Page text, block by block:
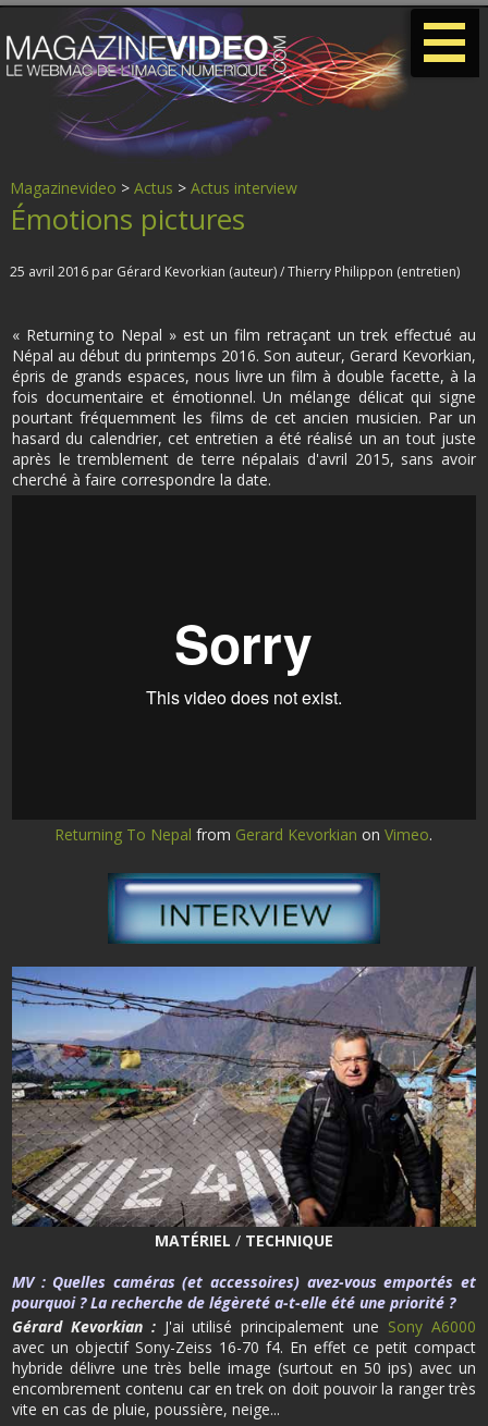
Magazinevideo > Actus > Actus interview
Émotions pictures
25 avril 2016 par Gérard Kevorkian (auteur) / Thierry Philippon (entretien)
« Returning to Nepal » est un film retraçant un trek effectué au
Népal au début du printemps 2016. Son auteur, Gerard Kevorkian,
épris de grands espaces, nous livre un film à double facette, à la
fois documentaire et émotionnel. Un mélange délicat qui signe
pourtant fréquemment les films de cet ancien musicien. Par un
hasard du calendrier, cet entretien a été réalisé un an tout juste
après le tremblement de terre népalais d'avril 2015, sans avoir
cherché à faire correspondre la date.
Returning To Nepal from Gerard Kevorkian onVimeo.
MATÉRIEL / TECHNIQUE
MV :Quelles caméras (et accessoires) avez-vous emportés et
pourquoi ? La recherche de légèreté a-t-elle été une priorité ?
Gérard Kevorkian :J'ai utilisé principalement une Sony A6000
avec un objectif Sony-Zeiss 16-70 f4. En effet ce petit compact
hybride délivre une très belle image (surtout en 50 ips) avec un
encombrement contenu car en trek on doit pouvoir la ranger très
vite en cas de pluie, poussière, neige...
-
-
-